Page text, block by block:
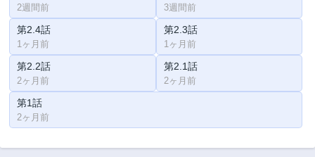
2週間前 3週間前
第2.4話
1ヶ月前
第2.3話
1ヶ月前
第2.2話
2ヶ月前
第2.1話
2ヶ月前
第1話
2ヶ月前